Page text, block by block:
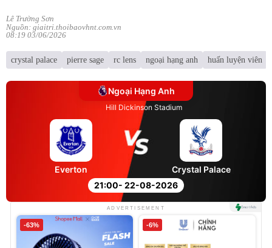
Lê Trường Sơn
Nguồn: giaitri.thoibaovhnt.com.vn
08:19 03/06/2026
crystal palace pierre sage rc lens ngoại hạng anh huấn luyện viên
Ngoại Hạng Anh
Hill Dickinson Stadium
21:00- 22-08-2026
Everton Crystal Palace
ADVERTISEMENT
-63% -6%